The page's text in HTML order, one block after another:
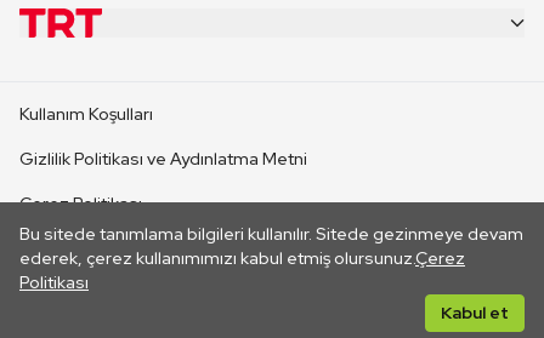
Bu sitede tanımlama bilgileri kullanılır. Sitede gezinmeye devam
ederek, çerez kullanımımızı kabul etmiş olursunuz.Çerez
Politikası
Kabul et
CANLI YAYINLAR
Kullanım Koşulları
Gizlilik Politikası ve Aydınlatma Metni
Çerez Politikası
İletişim
Her hakkı saklıdır. ©2026 TRT. Bağlantı yoluyla gidilen dış